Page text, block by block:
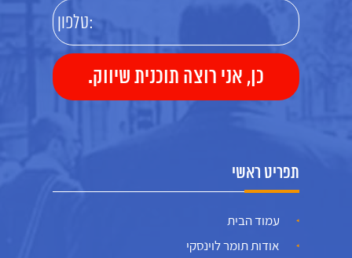
תפריט ראשי
עמוד הבית
אודות תומר לוינסקי